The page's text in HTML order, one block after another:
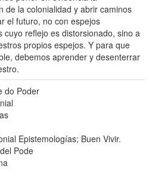
de la colonialidad y abrir caminos
el futuro, no con espejos
cuyo reflejo es distorsionado, sino a
propios espejos. Y para que
debemos aprender y desenterrar
do Poder
Epistemologías; Buen Vivir.
Pode